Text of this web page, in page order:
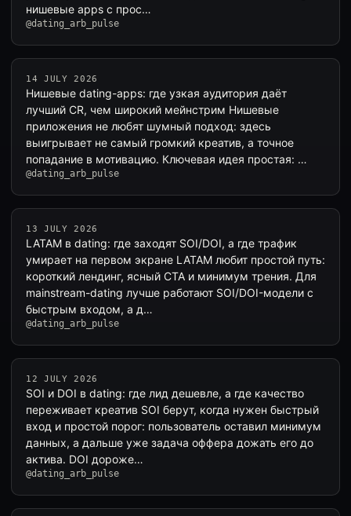
нишевые apps с прос…
@dating_arb_pulse
14 JULY 2026
Нишевые dating-apps: где узкая аудитория даёт
лучший CR, чем широкий мейнстрим Нишевые
приложения не любят шумный подход: здесь
выигрывает не самый громкий креатив, а точное
попадание в мотивацию. Ключевая идея простая: …
@dating_arb_pulse
13 JULY 2026
LATAM в dating: где заходят SOI/DOI, а где трафик
умирает на первом экране LATAM любит простой путь:
короткий лендинг, ясный CTA и минимум трения. Для
mainstream-dating лучше работают SOI/DOI-модели с
быстрым входом, а д…
@dating_arb_pulse
12 JULY 2026
SOI и DOI в dating: где лид дешевле, а где качество
переживает креатив SOI берут, когда нужен быстрый
вход и простой порог: пользователь оставил минимум
данных, а дальше уже задача оффера дожать его до
актива. DOI дороже…
@dating_arb_pulse